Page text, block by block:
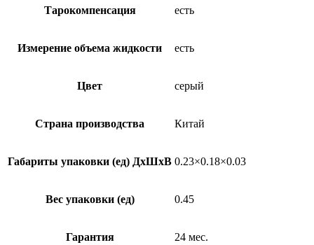
Тарокомпенсация есть
Измерение объема жидкости есть
Цвет серый
Страна производства Китай
Габариты упаковки (ед) ДхШхВ 0.23×0.18×0.03
Вес упаковки (ед) 0.45
Гарантия 24 мес.